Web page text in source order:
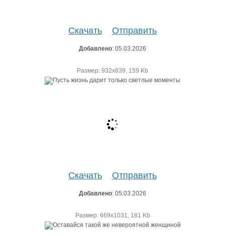
Скачать Отправить
Добавлено: 05.03.2026
Размер: 932х839, 159 Kb
Скачать Отправить
Добавлено: 05.03.2026
Размер: 669х1031, 181 Kb